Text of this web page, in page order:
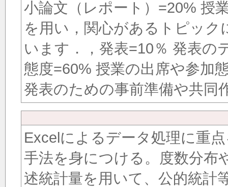
小論文（レポート）=20% 授
を用い，関心があるトピッ
います．，発表=10％ 発表の
態度=60% 授業の出席や参加
発表のための事前準備や共同
Excelによるデータ処理に重
手法を身につける。度数分布
述統計量を用いて、公的統計